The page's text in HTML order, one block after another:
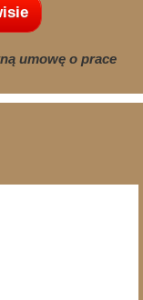
umowę o prace